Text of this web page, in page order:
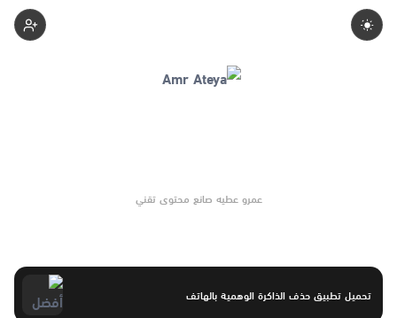
عمرو عطيه صانع محتوى تقني
تحميل تطبيق حذف الذاكرة الوهمية بالهاتف